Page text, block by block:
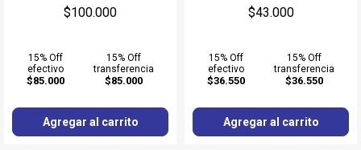
$100.000
15% Off
efectivo
$85.000
15% Off
transferencia
$85.000
Agregar al carrito
$43.000
15% Off
efectivo
$36.550
15% Off
transferencia
$36.550
Agregar al carrito